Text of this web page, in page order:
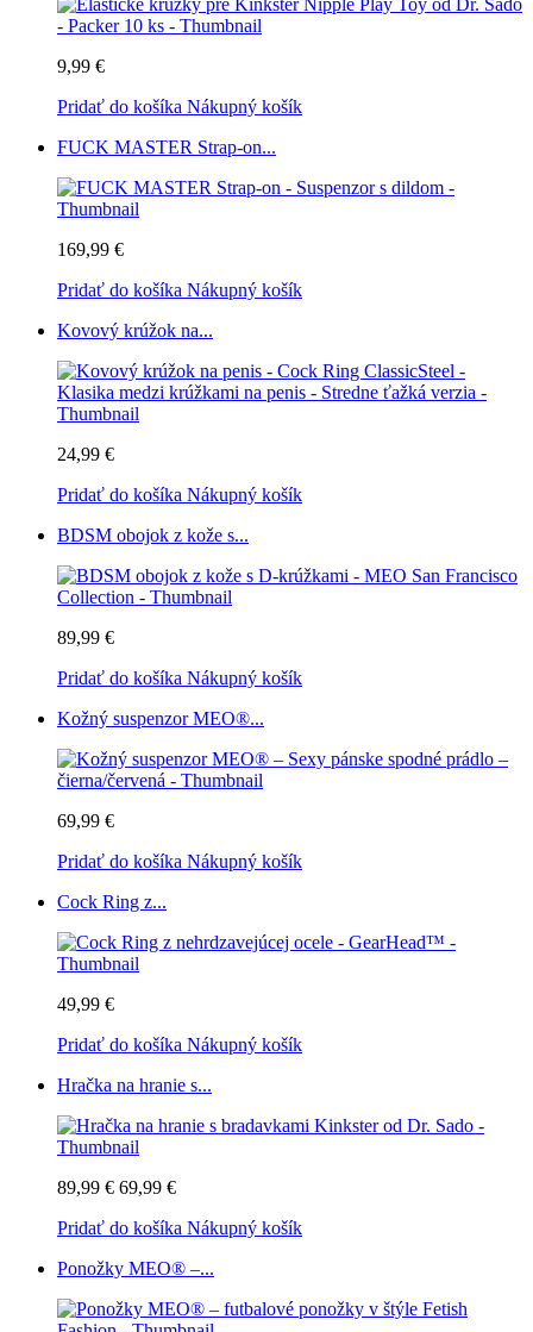
9,99 €
Pridať do košíka Nákupný košík
FUCK MASTER Strap-on...
169,99 €
Pridať do košíka Nákupný košík
Kovový krúžok na...
24,99 €
Pridať do košíka Nákupný košík
BDSM obojok z kože s...
89,99 €
Pridať do košíka Nákupný košík
Kožný suspenzor MEO®...
69,99 €
Pridať do košíka Nákupný košík
Cock Ring z...
49,99 €
Pridať do košíka Nákupný košík
Hračka na hranie s...
89,99 € 69,99 €
Pridať do košíka Nákupný košík
Ponožky MEO® –...